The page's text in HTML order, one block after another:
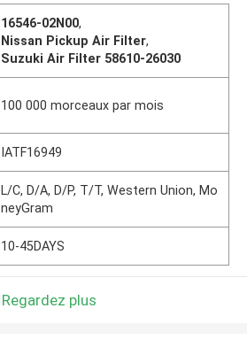
16546-02N00,
Nissan Pickup Air Filter,
Suzuki Air Filter 58610-26030
100 000 morceaux par mois
IATF16949
L/C, D/A, D/P, T/T, Western Union, Mo
neyGram
10-45DAYS
Regardez plus